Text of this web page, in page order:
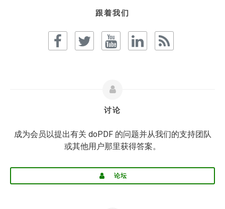
跟着我们
讨论
成为会员以提出有关 doPDF 的问题并从我们的支持团队
或其他用户那里获得答案。
论坛